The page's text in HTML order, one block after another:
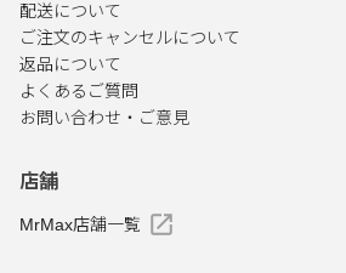
配送について
ご注文のキャンセルについて
返品について
よくあるご質問
お問い合わせ・ご意見
店舗
MrMax店舗一覧